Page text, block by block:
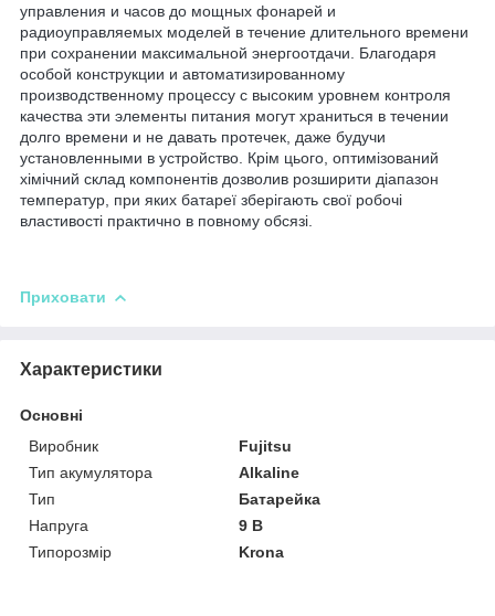
управления и часов до мощных фонарей и
радиоуправляемых моделей в течение длительного времени
при сохранении максимальной энергоотдачи. Благодаря
особой конструкции и автоматизированному
производственному процессу с высоким уровнем контроля
качества эти элементы питания могут храниться в течении
долго времени и не давать протечек, даже будучи
установленными в устройство. Крім цього, оптимізований
хімічний склад компонентів дозволив розширити діапазон
температур, при яких батареї зберігають свої робочі
властивості практично в повному обсязі.
Приховати
Характеристики
Основні
Виробник
Fujitsu
Тип акумулятора
Alkaline
Тип
Батарейка
Напруга
9 В
Типорозмір
Krona